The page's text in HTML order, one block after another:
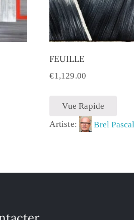
FEUILLE
€1,129.00
Vue Rapide
Artiste:
Brel Pascal